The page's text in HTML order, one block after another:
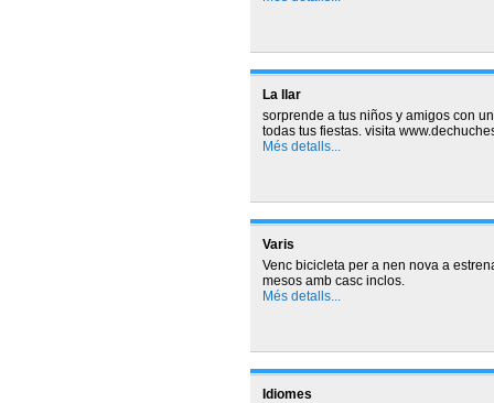
La llar
sorprende a tus niños y amigos con
todas tus fiestas. visita
Més detalls...
Varis
Venc bicicleta per a nen nova a
mesos amb casc inclos.
Més detalls...
Idiomes